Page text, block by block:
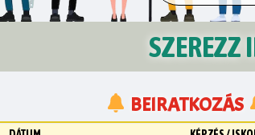
SZEREZZ
BEIRATKOZÁS